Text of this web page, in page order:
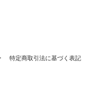
特定商取引法に基づく表記